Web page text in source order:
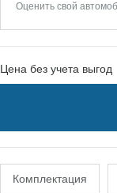
Оценить свой
Цена без учета выгод
Комплектация